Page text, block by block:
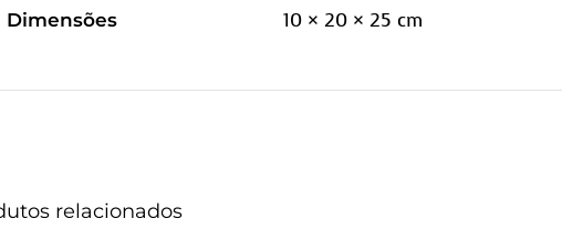
Dimensões 10 × 20 × 25 cm
relacionados